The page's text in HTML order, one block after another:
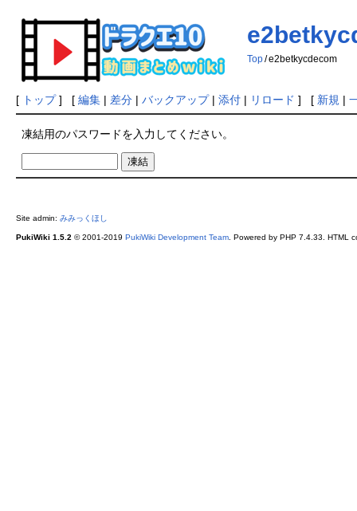
Top /e2betkycdecom
[ トップ] [ 編集| 差分| バックアップ| 添付| リロード ] [ 新規 |
凍結用のパスワードを入力してください。
Site admin: みみっくほし
PukiWiki 1.5.2© 2001-2019 PukiWiki Development Team. Powered by PHP 7.4.33. HTML